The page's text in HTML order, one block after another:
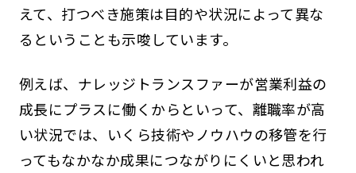
えて、打つべき施策は目的や状況によって異な
るということも示唆しています。
例えば、ナレッジトランスファーが営業利益の
成長にプラスに働くからといって、離職率が高
い状況では、いくら技術やノウハウの移管を行
ってもなかなか成果につながりにくいと思われ